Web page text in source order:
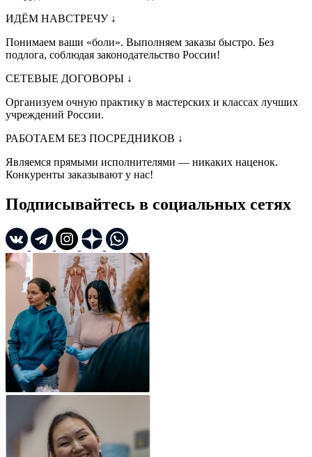
ИДЁМ НАВСТРЕЧУ ↓
Понимаем ваши «боли». Выполняем заказы быстро. Без
подлога, соблюдая законодательство России!
СЕТЕВЫЕ ДОГОВОРЫ ↓
Организуем очную практику в мастерских и классах лучших
учреждений России.
РАБОТАЕМ БЕЗ ПОСРЕДНИКОВ ↓
Являемся прямыми исполнителями — никаких наценок.
Конкуренты заказывают у нас!
Подписывайтесь в социальных сетях